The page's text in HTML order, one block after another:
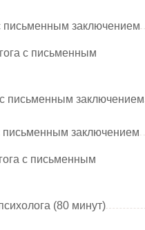
письменным заключением
с письменным
с письменным заключением
письменным заключением
с письменным
(80 минут)